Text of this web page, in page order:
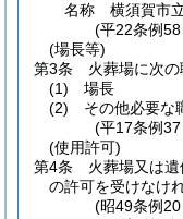
名称 横須賀市
(平22条例
(場長等)
第3条
火葬場に次の
(1)
場長
(2)
その他必要な
(平17条例
(使用許可)
第4条
火葬場又は
の許可を受けなけ
(昭49条例